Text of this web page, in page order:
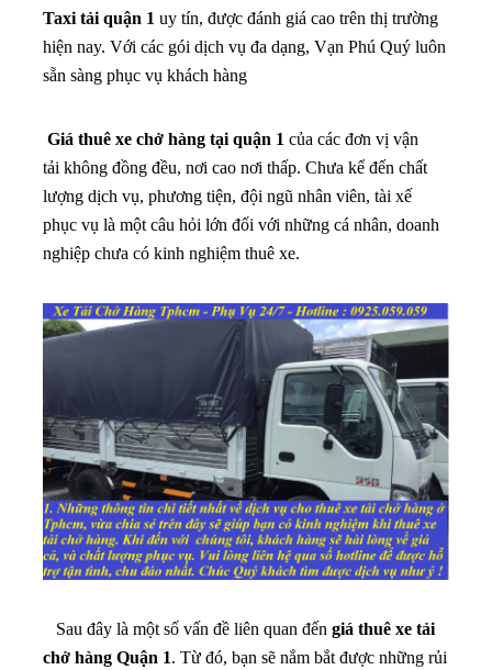
Taxi tải quận 1 uy tín, được đánh giá cao trên thị trường
hiện nay. Với các gói dịch vụ đa dạng, Vạn Phú Quý luôn
sẵn sàng phục vụ khách hàng
Giá thuê xe chở hàng tại quận 1 của các đơn vị vận
tải không đồng đều, nơi cao nơi thấp. Chưa kể đến chất
lượng dịch vụ, phương tiện, đội ngũ nhân viên, tài xế
phục vụ là một câu hỏi lớn đối với những cá nhân, doanh
nghiệp chưa có kinh nghiệm thuê xe.
Sau đây là một số vấn đề liên quan đến giá thuê xe tải
chở hàng Quận 1. Từ đó, bạn sẽ nắm bắt được những rủi